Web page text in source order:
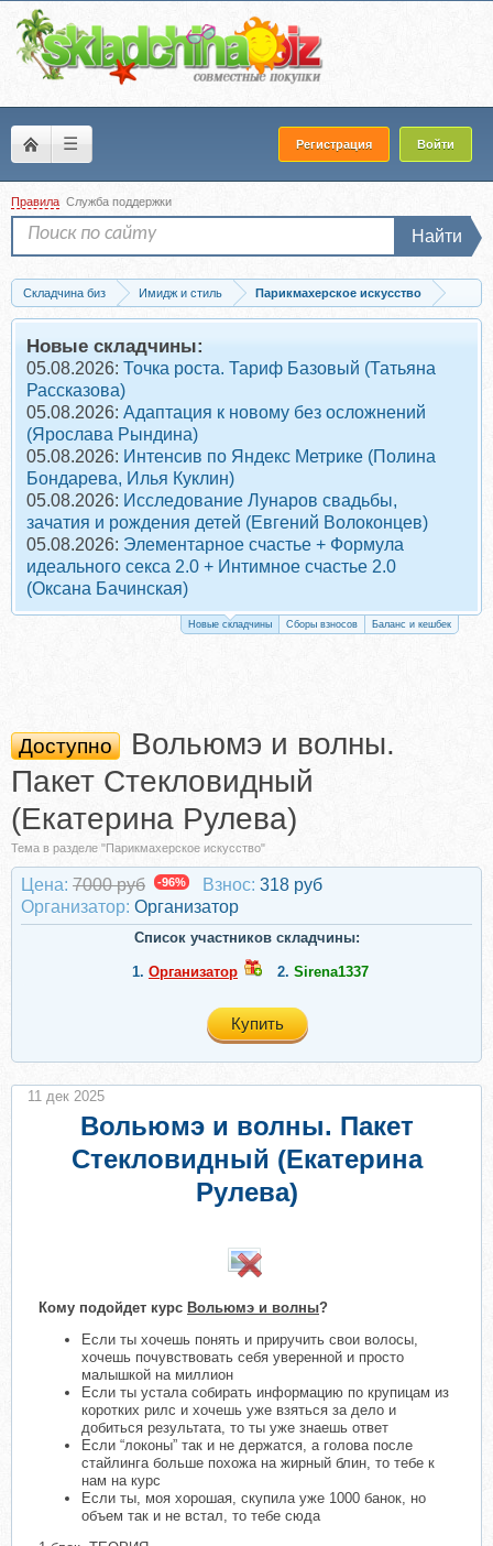
☰ Регистрация Войти
Правила Служба поддержки
Найти
Складчина биз Имидж и стиль
Парикмахерское искусство
Скачать Вольюмэ и волны. Пакет Стекловидный (Екатерина Рулева)
Новые складчины:
05.08.2026: Точка роста. Тариф Базовый (Татьяна
Рассказова)
05.08.2026: Адаптация к новому без осложнений
(Ярослава Рындина)
05.08.2026: Интенсив по Яндекс Метрике (Полина
Бондарева, Илья Куклин)
05.08.2026: Исследование Лунаров свадьбы,
зачатия и рождения детей (Евгений Волоконцев)
05.08.2026: Элементарное счастье + Формула
идеального секса 2.0 + Интимное счастье 2.0
(Оксана Бачинская)
Новые складчины Сборы взносов Баланс и кешбек
Доступно
Вольюмэ и волны.
Пакет Стекловидный
(Екатерина Рулева)
Тема в разделе "Парикмахерское искусство"
Цена: 7000 руб -96% Взнос: 318 руб
Организатор: Организатор
Список участников складчины:
1. Организатор 2. Sirena1337
Купить
Вольюмэ и волны. Пакет
Стекловидный (Екатерина
Рулева)
Кому подойдет курс Вольюмэ и волны?
Если ты хочешь понять и приручить свои волосы,
хочешь почувствовать себя уверенной и просто
малышкой на миллион
Если ты устала собирать информацию по крупицам из
коротких рилс и хочешь уже взяться за дело и
добиться результата, то ты уже знаешь ответ
Если “локоны” так и не держатся, а голова после
стайлинга больше похожа на жирный блин, то тебе к
нам на курс
Если ты, моя хорошая, скупила уже 1000 банок, но
объем так и не встал, то тебе сюда
11 дек 2025